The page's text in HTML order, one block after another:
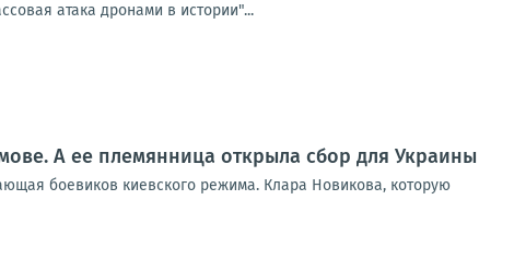
атака дронами в истории"...
А ее племянница открыла сбор для Украины
боевиков киевского режима. Клара Новикова, которую